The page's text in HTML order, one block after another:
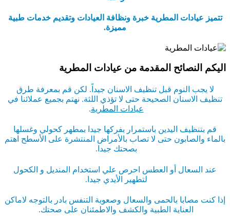
تتميز عيادات المطرية خبرة ونظافة العيادات وتقديم خدمات طبية
مميزة.
اليكم النصائح المقدمة من عيادات المطرية
لا يجب النوم قبل تنظيف الاسنان جيداً. لكن قم بمعرفة طرق
تنظيف الاسنان الصحيحة حتى لا تؤذي اللثة. نهتم بجميع عملائنا في
عيادات المطرية.
قم بتنظيف اليدين باستمرار بفركها جيدا بمطهر كحولي وغسلها
بالماء والصابون حتى لا تصاب بالأمراض المنتشرة على الأسطح اهتم
بصحتك جيدا.
عند السعال أو العطس احرص علي استخدام المنديل و الكحول
لتطهير الأيدي جيدا.
إذا كنت مصابا بالحمى والسعال وصعوبة التنفس بادر بالتوجه لاماكن
العناية الطبية والكشف والاطمئنان على صحتك.